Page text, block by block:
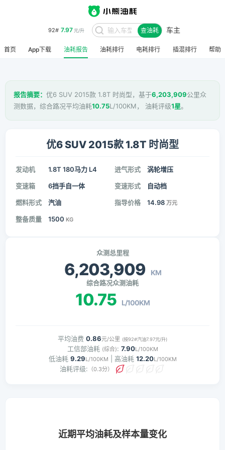
92# 7.97元/升 查油耗 车主
首页 App下载 油耗报告 油耗排行 电耗排行 插混排行 帮助
报告摘要： 优6 SUV 2015款 1.8T 时尚型，基于6,203,909公里众
测数据，综合路况平均油耗10.75L/100KM， 油耗评级1星。
优6 SUV 2015款 1.8T 时尚型
发动机 1.8T 180马力 L4 进气形式 涡轮增压
变速箱 6挡手自一体 变速形式 自动档
燃料形式 汽油 指导价格 14.98 万元
整备质量 1500 KG
众测总里程
6,203,909 KM
综合路况众测油耗
10.75 L/100KM
平均油费 0.86元/公里 (按92#汽油7.97元/升)
工信部油耗 (综合): 7.90L/100KM
低油耗 9.29L/100KM | 高油耗 12.20L/100KM
油耗评级: （0.3分）